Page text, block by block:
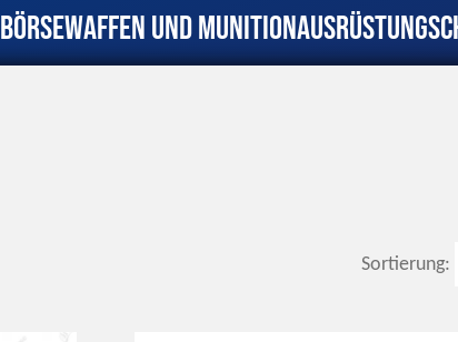
BörseWaffen und MunitionAusrüstung
Sortierung: